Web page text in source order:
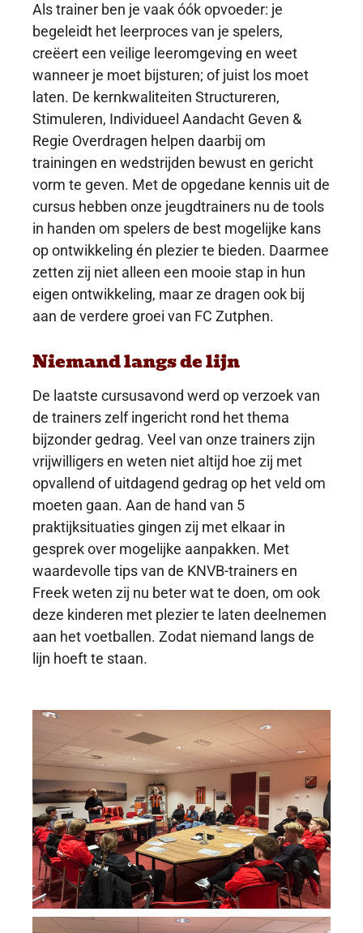
Als trainer ben je vaak óók opvoeder: je
begeleidt het leerproces van je spelers,
creëert een veilige leeromgeving en weet
wanneer je moet bijsturen; of juist los moet
laten. De kernkwaliteiten Structureren,
Stimuleren, Individueel Aandacht Geven &
Regie Overdragen helpen daarbij om
trainingen en wedstrijden bewust en gericht
vorm te geven. Met de opgedane kennis uit de
cursus hebben onze jeugdtrainers nu de tools
in handen om spelers de best mogelijke kans
op ontwikkeling én plezier te bieden. Daarmee
zetten zij niet alleen een mooie stap in hun
eigen ontwikkeling, maar ze dragen ook bij
aan de verdere groei van FC Zutphen.
Niemand langs de lijn
De laatste cursusavond werd op verzoek van
de trainers zelf ingericht rond het thema
bijzonder gedrag. Veel van onze trainers zijn
vrijwilligers en weten niet altijd hoe zij met
opvallend of uitdagend gedrag op het veld om
moeten gaan. Aan de hand van 5
praktijksituaties gingen zij met elkaar in
gesprek over mogelijke aanpakken. Met
waardevolle tips van de KNVB-trainers en
Freek weten zij nu beter wat te doen, om ook
deze kinderen met plezier te laten deelnemen
aan het voetballen. Zodat niemand langs de
lijn hoeft te staan.